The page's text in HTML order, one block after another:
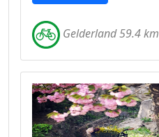
Gelderland 59.4 km